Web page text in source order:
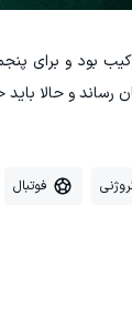
فوتبال